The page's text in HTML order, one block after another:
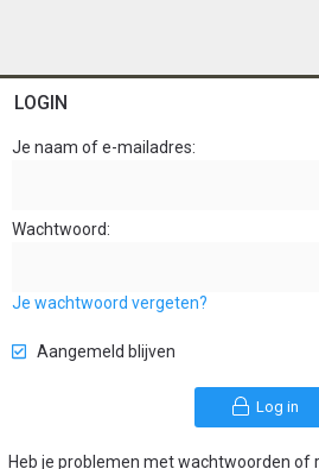
LOGIN
Je naam of e-mailadres
Wachtwoord
Je wachtwoord vergeten?
Aangemeld blijven
Log in
Heb je problemen met wachtwoorden of